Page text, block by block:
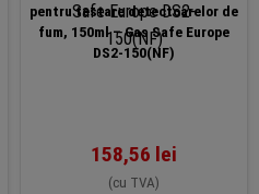
pentru testare detectoarelor de
fum, 150ml – Gas Safe Europe
DS2-150(NF)
158,56 lei
(cu TVA)